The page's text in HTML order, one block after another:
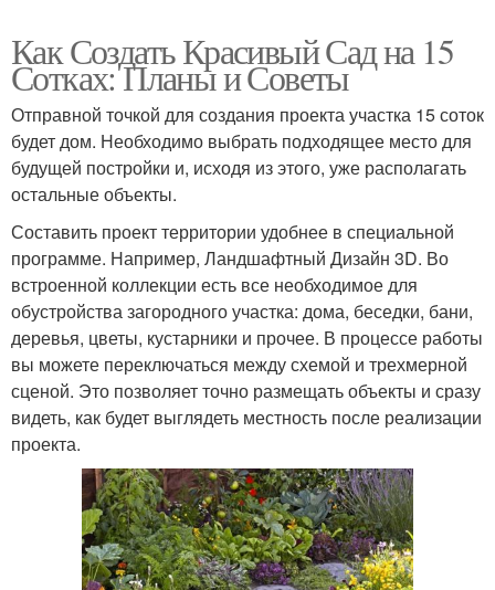
Как Создать Красивый Сад на 15
Сотках: Планы и Советы
Отправной точкой для создания проекта участка 15 соток
будет дом. Необходимо выбрать подходящее место для
будущей постройки и, исходя из этого, уже располагать
остальные объекты.
Составить проект территории удобнее в специальной
программе. Например, Ландшафтный Дизайн 3D. Во
встроенной коллекции есть все необходимое для
обустройства загородного участка: дома, беседки, бани,
деревья, цветы, кустарники и прочее. В процессе работы
вы можете переключаться между схемой и трехмерной
сценой. Это позволяет точно размещать объекты и сразу
видеть, как будет выглядеть местность после реализации
проекта.